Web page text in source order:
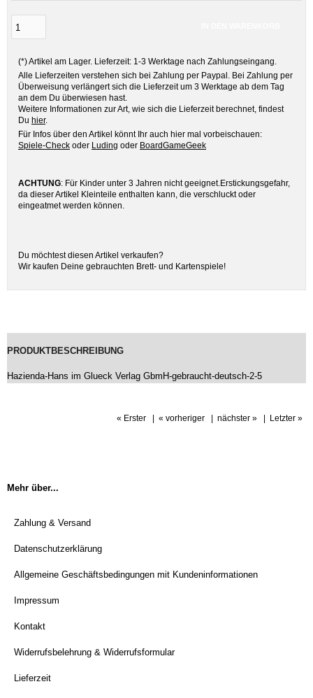
(*) Artikel am Lager. Lieferzeit: 1-3 Werktage nach Zahlungseingang.
Alle Lieferzeiten verstehen sich bei Zahlung per Paypal. Bei Zahlung per
Überweisung verlängert sich die Lieferzeit um 3 Werktage ab dem Tag
an dem Du überwiesen hast.
Weitere Informationen zur Art, wie sich die Lieferzeit berechnet, findest
Du hier.
Für Infos über den Artikel könnt Ihr auch hier mal vorbeischauen:
Spiele-Check oder Luding oder BoardGameGeek
ACHTUNG: Für Kinder unter 3 Jahren nicht geeignet.Erstickungsgefahr,
da dieser Artikel Kleinteile enthalten kann, die verschluckt oder
eingeatmet werden können.
Du möchtest diesen Artikel verkaufen?
Wir kaufen Deine gebrauchten Brett- und Kartenspiele!
PRODUKTBESCHREIBUNG
Hazienda-Hans im Glueck Verlag GbmH-gebraucht-deutsch-2-5
« Erster « vorheriger nächster » Letzter »
Mehr über...
Zahlung & Versand
Datenschutzerklärung
Allgemeine Geschäftsbedingungen mit Kundeninformationen
Impressum
Kontakt
Widerrufsbelehrung & Widerrufsformular
Lieferzeit